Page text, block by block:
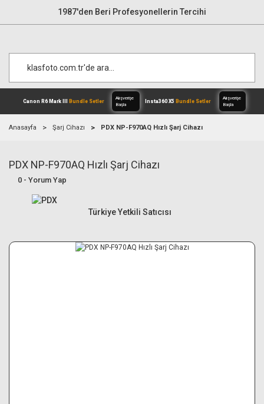
1987'den Beri Profesyonellerin Tercihi
Canon R6 Mark IIIBundle Setler
Anasayfa Şarj Cihazı PDX NP-F970AQ Hızlı Şarj Cihazı
PDX NP-F970AQ Hızlı Şarj Cihazı
0 - Yorum Yap
Türkiye Yetkili Satıcısı